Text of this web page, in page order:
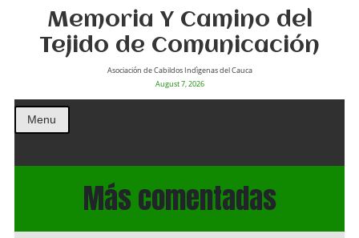
Memoria Y Camino del
Tejido de Comunicación
Asociación de Cabildos Indìgenas del Cauca
August 7, 2026
Menu
Más comentadas